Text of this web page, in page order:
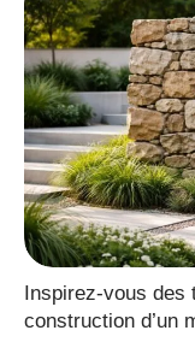
Inspirez-vous des
construction d’un